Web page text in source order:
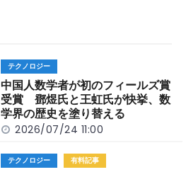
n
k
テクノロジー
中国人数学者が初のフィールズ賞
受賞 鄧煜氏と王虹氏が快挙、数
学界の歴史を塗り替える
2026/07/24 11:00
テクノロジー 有料記事